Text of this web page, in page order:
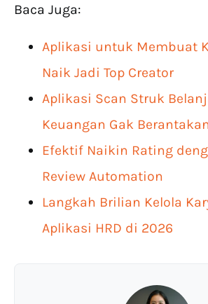
Baca Juga:
Aplikasi untuk Membuat
Naik Jadi Top Creator
Aplikasi Scan Struk
Keuangan Gak Berantakan
Efektif Naikin Rating
Review Automation
Langkah Brilian Kelola
Aplikasi HRD di 2026